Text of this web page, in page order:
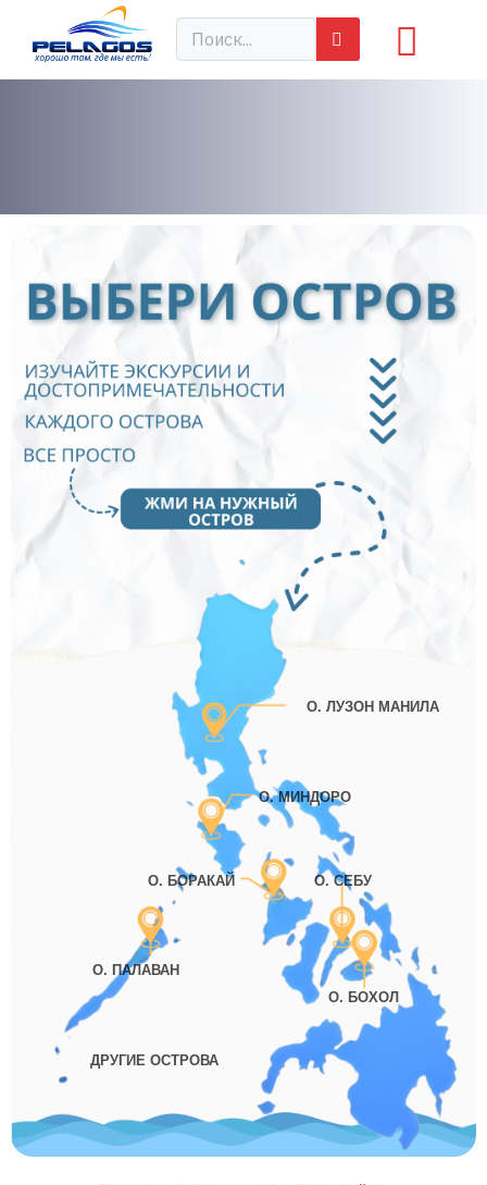
О. ЛУЗОН МАНИЛА
О. МИНДОРО
О. БОРАКАЙ
О. ПАЛАВАН
О. СЕБУ
О. БОХОЛ
ДРУГИЕ ОСТРОВА